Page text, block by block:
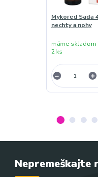
Mykored Sada
nechty a nohy
máme skladom
2 ks
Nepremeškajte